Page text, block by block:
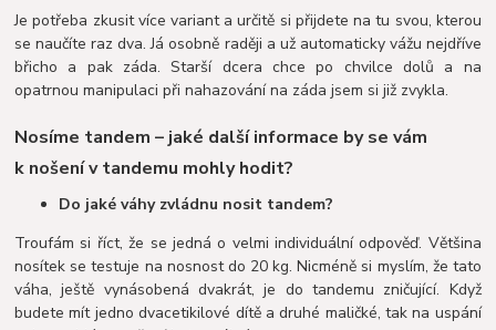
Je potřeba zkusit více variant a určitě si přijdete na tu svou, kterou
se naučíte raz dva. Já osobně raději a už automaticky vážu nejdříve
břicho a pak záda. Starší dcera chce po chvilce dolů a na
opatrnou manipulaci při nahazování na záda jsem si již zvykla.
Nosíme tandem – jaké další informace by se vám
k nošení v tandemu mohly hodit?
Do jaké váhy zvládnu nosit tandem?
Troufám si říct, že se jedná o velmi individuální odpověď. Většina
nosítek se testuje na nosnost do 20 kg. Nicméně si myslím, že tato
váha, ještě vynásobená dvakrát, je do tandemu zničující. Když
budete mít jedno dvacetikilové dítě a druhé maličké, tak na uspání